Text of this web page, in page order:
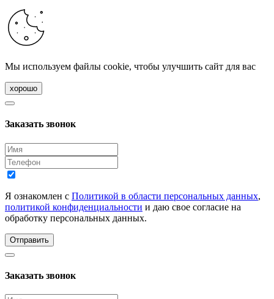
Мы используем файлы cookie, чтобы улучшить сайт для вас
хорошо
Заказать звонок
Я ознакомлен с Политикой в области персональных данных,
политикой конфиденциальности и даю свое согласие на
обработку персональных данных.
Отправить
Заказать звонок